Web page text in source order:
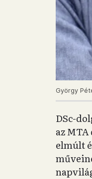
György
DSc-
az
elmúlt